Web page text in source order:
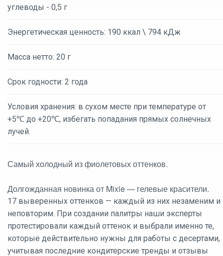
углеводы - 0,5 г
Энергетическая ценность: 190 ккал \ 794 кДж
Масса нетто: 20 г
Срок годности: 2 года
Условия хранения: в сухом месте при температуре от
+5℃ до +20℃, избегать попадания прямых солнечных
лучей.
Самый холодный из фиолетовых оттенков.
Долгожданная новинка от Mixie — гелевые красители.
17 выверенных оттенков — каждый из них незаменим и
неповторим. При создании палитры наши эксперты
протестировали каждый оттенок и выбрали именно те,
которые действительно нужны для работы с десертами,
учитывая последние кондитерские тренды и отзывы